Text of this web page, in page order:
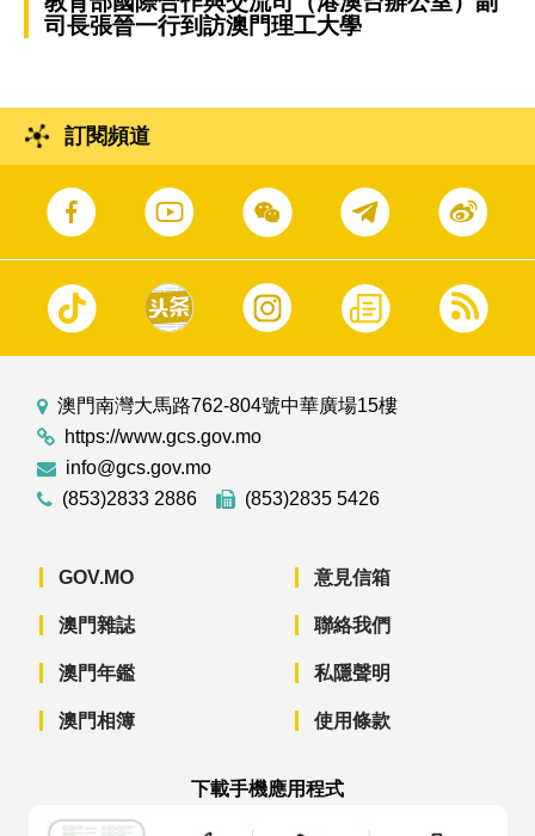
司長張晉一行到訪澳門理工大學
訂閱頻道
澳門南灣大馬路762-804號中華廣場15樓
https://www.gcs.gov.mo
info@gcs.gov.mo
(853)2833 2886
(853)2835 5426
GOV.MO
澳門雜誌
澳門年鑑
澳門相簿
意見信箱
聯絡我們
私隱聲明
使用條款
下載手機應用程式